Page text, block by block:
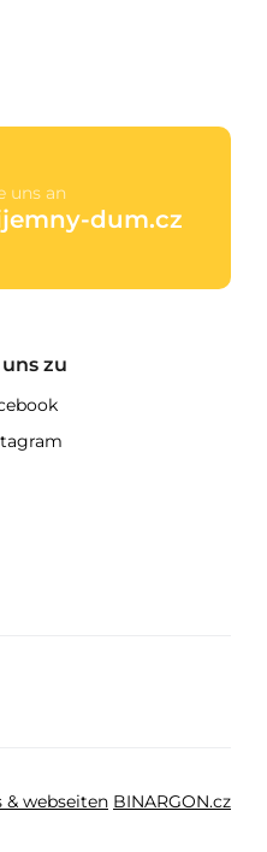
uns an
dum.cz
zu
& webseiten BINARGON.cz